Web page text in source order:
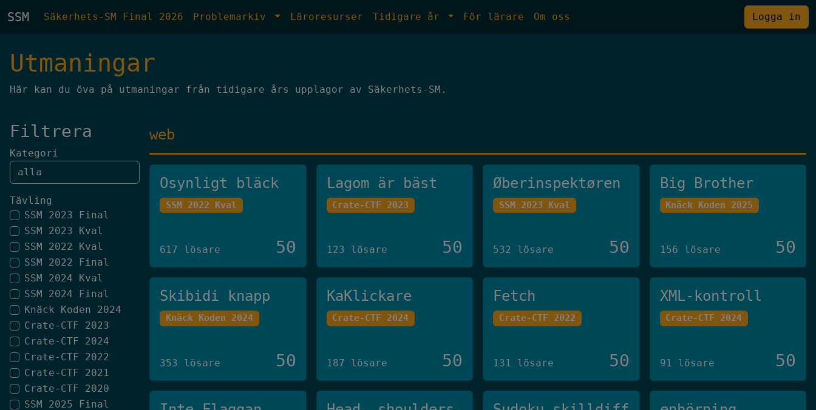
SSM Säkerhets-SM Final 2026 Problemarkiv Läroresurser Tidigare år För lärare Om oss Logga in
Utmaningar
Här kan du öva på utmaningar från tidigare års upplagor av Säkerhets-SM.
Filtrera
Kategori
Tävling
SSM 2023 Final
SSM 2023 Kval
SSM 2022 Kval
SSM 2022 Final
SSM 2024 Kval
SSM 2024 Final
Knäck Koden 2024
Crate-CTF 2023
Crate-CTF 2024
Crate-CTF 2022
Crate-CTF 2021
Crate-CTF 2020
SSM 2025 Final
web
Osynligt bläck
SSM 2022 Kval
617 lösare 50
Lagom är bäst
Crate-CTF 2023
123 lösare 50
Øberinspektøren
SSM 2023 Kval
532 lösare 50
Big Brother
Knäck Koden 2025
156 lösare 50
Skibidi knapp
Knäck Koden 2024
353 lösare 50
KaKlickare
Crate-CTF 2024
187 lösare 50
Fetch
Crate-CTF 2022
131 lösare 50
XML-kontroll
Crate-CTF 2024
91 lösare 50